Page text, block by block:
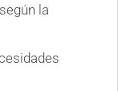
la